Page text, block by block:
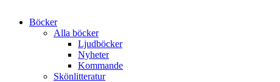
Böcker
Alla böcker
Ljudböcker
Nyheter
Kommande
Skönlitteratur